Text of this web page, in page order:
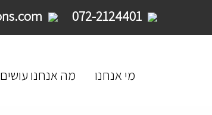
מי אנחנו מה אנחנו עושים